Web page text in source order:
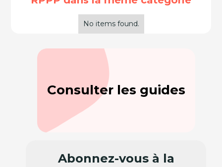
No items found.
Consulter les guides
Abonnez-vous à la